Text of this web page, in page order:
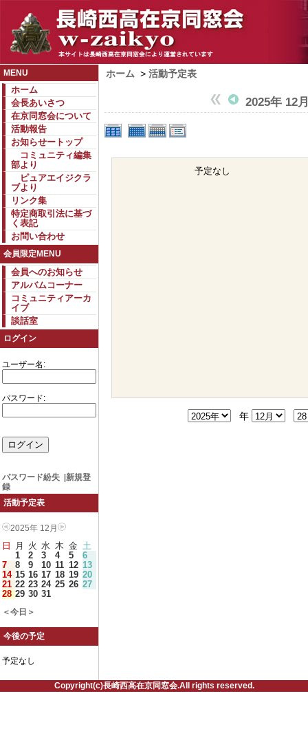
MENU
ホーム
会長あいさつ
在京同窓会について
活動報告
お知らせートップ
コミュニティ編集
部より
ピュアエイジクラ
ブより
リンク集
特定商取引法に基づ
く表記
お問い合わせ
会員限定MENU
会員へのお知らせ
アルバムコーナー
コミュニティアーカ
イブ
談話室
ログイン
ユーザー名:
パスワード:
パスワード紛失
新規登
録
活動予定表
2025年 12月
日 月 火 水 木 金 土
1
2 3 4 5
6
7
8 9 10 11 12 13
14 15 16 17 18 19 20
21 22 23 24 25 26 27
28 29 30 31
＜今日＞
今後の予定
予定なし
ホーム > 活動予定表
2025年 12
予定なし
年
Copyright(c)長崎西高在京同窓会.All rights reserved.